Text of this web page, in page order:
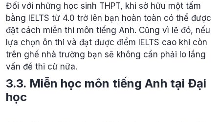
Đối với những học sinh THPT, khi sở hữu một tấm
bằng IELTS từ 4.0 trở lên bạn hoàn toàn có thể được
đặt cách miễn thi môn tiếng Anh. Cũng vì lẽ đó, nếu
lựa chọn ôn thi và đạt được điểm IELTS cao khi còn
trên ghế nhà trường bạn sẽ không cần phải lo lắng
vấn đề thi cử nữa.
3.3. Miễn học môn tiếng Anh tại Đại
học